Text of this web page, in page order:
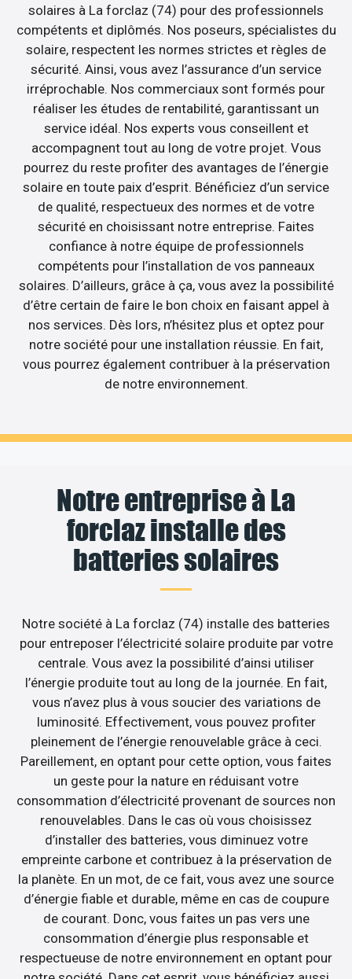
solaires à La forclaz (74) pour des professionnels
compétents et diplômés. Nos poseurs, spécialistes du
solaire, respectent les normes strictes et règles de
sécurité. Ainsi, vous avez l’assurance d’un service
irréprochable. Nos commerciaux sont formés pour
réaliser les études de rentabilité, garantissant un
service idéal. Nos experts vous conseillent et
accompagnent tout au long de votre projet. Vous
pourrez du reste profiter des avantages de l’énergie
solaire en toute paix d’esprit. Bénéficiez d’un service
de qualité, respectueux des normes et de votre
sécurité en choisissant notre entreprise. Faites
confiance à notre équipe de professionnels
compétents pour l’installation de vos panneaux
solaires. D’ailleurs, grâce à ça, vous avez la possibilité
d’être certain de faire le bon choix en faisant appel à
nos services. Dès lors, n’hésitez plus et optez pour
notre société pour une installation réussie. En fait,
vous pourrez également contribuer à la préservation
de notre environnement.
Notre entreprise à La
forclaz installe des
batteries solaires
Notre société à La forclaz (74) installe des batteries
pour entreposer l’électricité solaire produite par votre
centrale. Vous avez la possibilité d’ainsi utiliser
l’énergie produite tout au long de la journée. En fait,
vous n’avez plus à vous soucier des variations de
luminosité. Effectivement, vous pouvez profiter
pleinement de l’énergie renouvelable grâce à ceci.
Pareillement, en optant pour cette option, vous faites
un geste pour la nature en réduisant votre
consommation d’électricité provenant de sources non
renouvelables. Dans le cas où vous choisissez
d’installer des batteries, vous diminuez votre
empreinte carbone et contribuez à la préservation de
la planète. En un mot, de ce fait, vous avez une source
d’énergie fiable et durable, même en cas de coupure
de courant. Donc, vous faites un pas vers une
consommation d’énergie plus responsable et
respectueuse de notre environnement en optant pour